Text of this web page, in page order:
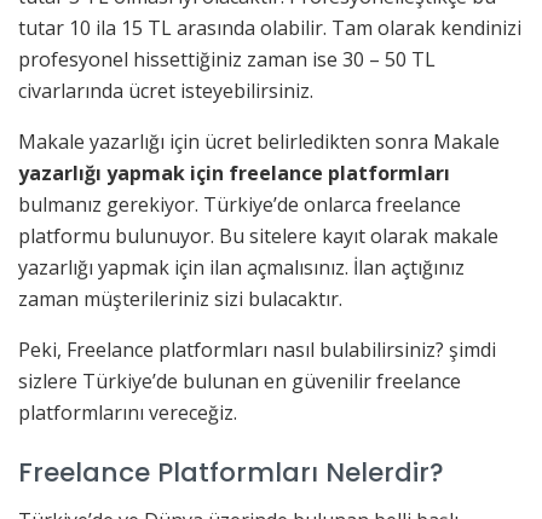
tutar 10 ila 15 TL arasında olabilir. Tam olarak kendinizi
profesyonel hissettiğiniz zaman ise 30 – 50 TL
civarlarında ücret isteyebilirsiniz.
Makale yazarlığı için ücret belirledikten sonra Makale
yazarlığı yapmak için freelance platformları
bulmanız gerekiyor. Türkiye’de onlarca freelance
platformu bulunuyor. Bu sitelere kayıt olarak makale
yazarlığı yapmak için ilan açmalısınız. İlan açtığınız
zaman müşterileriniz sizi bulacaktır.
Peki, Freelance platformları nasıl bulabilirsiniz? şimdi
sizlere Türkiye’de bulunan en güvenilir freelance
platformlarını vereceğiz.
Freelance Platformları Nelerdir?